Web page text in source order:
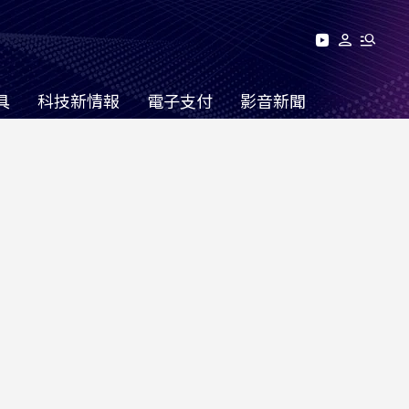
科技新情報 電子支付 影音新聞